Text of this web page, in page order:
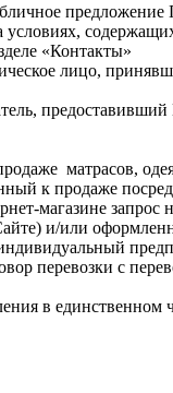
«Контакты»
лицо,
матрасов,
к продаже
магазине
и/или
перевозки с
в единственном